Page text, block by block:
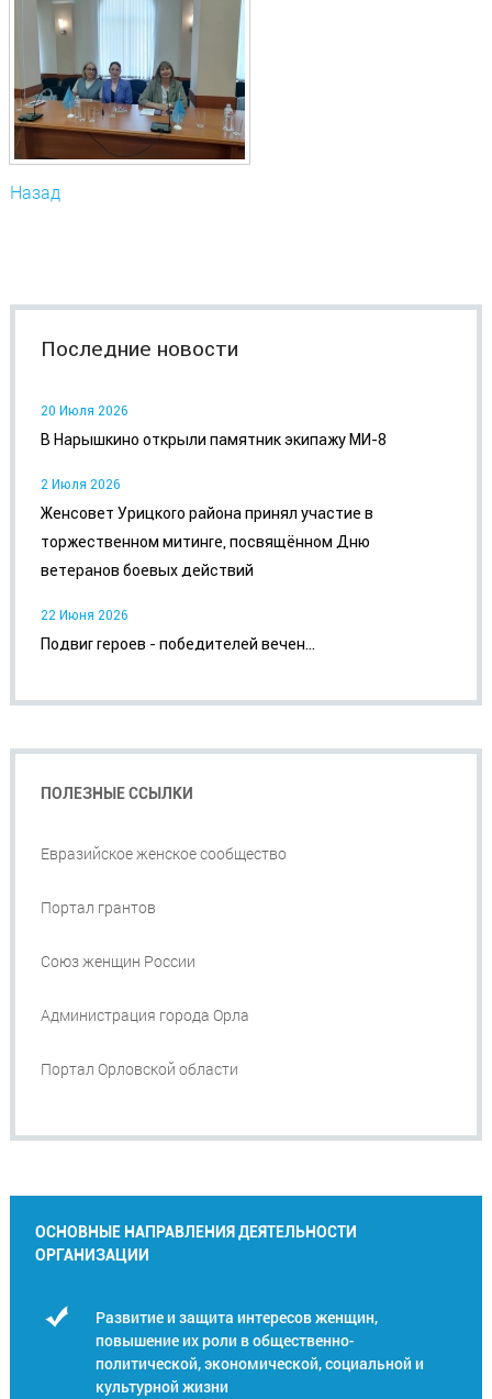
Назад
Последние новости
20 Июля 2026
В Нарышкино открыли памятник экипажу МИ-8
2 Июля 2026
Женсовет Урицкого района принял участие в
торжественном митинге, посвящённом Дню
ветеранов боевых действий
22 Июня 2026
Подвиг героев - победителей вечен...
ПОЛЕЗНЫЕ ССЫЛКИ
Евразийское женское сообщество
Портал грантов
Союз женщин России
Администрация города Орла
Портал Орловской области
ОСНОВНЫЕ НАПРАВЛЕНИЯ ДЕЯТЕЛЬНОСТИ
ОРГАНИЗАЦИИ
Развитие и защита интересов женщин,
повышение их роли в общественно-
политической, экономической, социальной и
культурной жизни